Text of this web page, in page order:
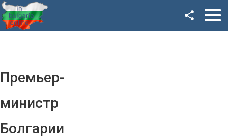
Премьер-
министр
Болгарии